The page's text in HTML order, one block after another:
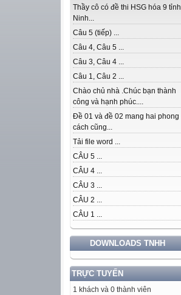
Thầy cô có đề thi HSG hóa 9 tỉnh
Ninh...
Câu 5 (tiếp) ...
Câu 4, Câu 5 ...
Câu 3, Câu 4 ...
Câu 1, Câu 2 ...
Chào chủ nhà .Chúc bạn thành
công và hạnh phúc....
Đề 01 và đề 02 mang hai phong
cách cũng...
Tải file word ...
CÂU 5 ...
CÂU 4 ...
CÂU 3 ...
CÂU 2 ...
CÂU 1 ...
DOWNLOADS TNHH
TRỰC TUYẾN
1 khách và 0 thành viên